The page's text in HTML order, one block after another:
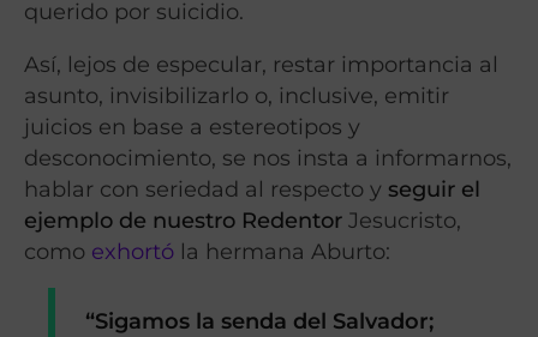
querido por suicidio.
Así, lejos de especular, restar importancia al
asunto, invisibilizarlo o, inclusive, emitir
juicios en base a estereotipos y
desconocimiento, se nos insta a informarnos,
hablar con seriedad al respecto y seguir el
ejemplo de nuestro Redentor Jesucristo,
como exhortó la hermana Aburto:
“Sigamos la senda del Salvador;